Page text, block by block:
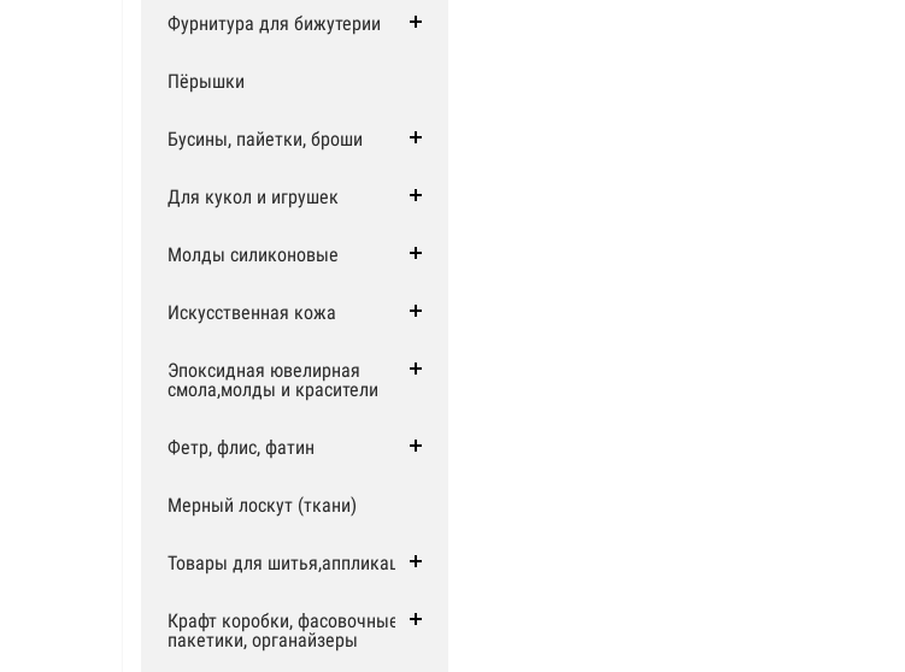
Фурнитура для бижутерии
Пёрышки
Бусины, пайетки, броши
Для кукол и игрушек
Молды силиконовые
Искусственная кожа
Эпоксидная ювелирная
смола,молды и красители
Фетр, флис, фатин
Мерный лоскут (ткани)
Товары для шитья,аппликации
Крафт коробки, фасовочные
пакетики, органайзеры